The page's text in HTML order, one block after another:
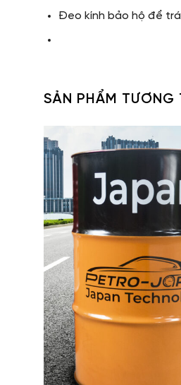
Đeo kính bảo hộ để
SẢN PHẨM TƯƠNG